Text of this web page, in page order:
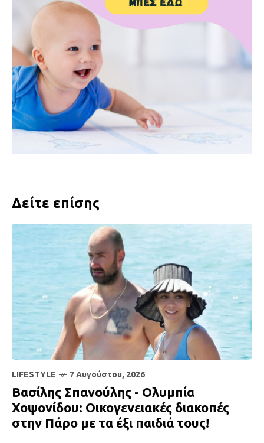
Δείτε επίσης
LIFESTYLE 7 Αυγούστου, 2026
Βασίλης Σπανούλης - Ολυμπία
Χοψονίδου: Οικογενειακές διακοπές
στην Πάρο με τα έξι παιδιά τους!